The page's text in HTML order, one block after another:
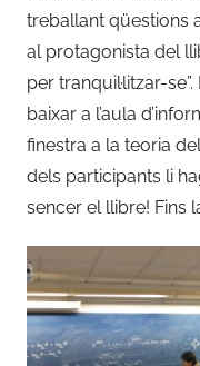
treballant qüestions
al protagonista del
per tranquil·litzar-
baixar a l’aula
finestra a la teoria
dels participants li
sencer el llibre! Fins